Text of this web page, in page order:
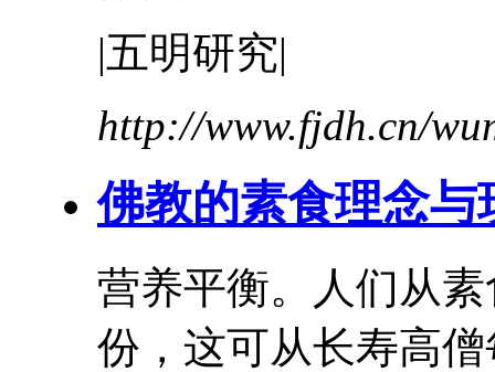
|五明研究|
http://www.fjdh.cn/
佛教的素食理念与
营养平衡。人们从
份，这可从长寿高